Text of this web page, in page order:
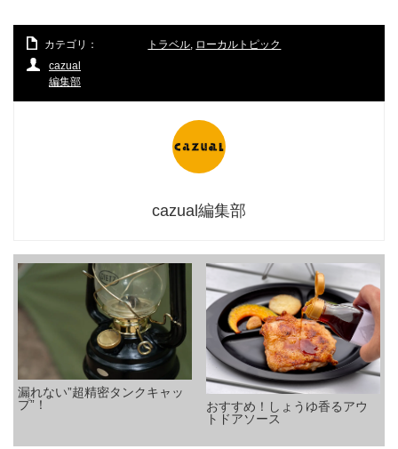
カテゴリ： トラベル, ローカルトピック
cazual
編集部
cazual編集部
漏れない”超精密タンクキャッ
プ”！
おすすめ！しょうゆ香るアウ
トドアソース